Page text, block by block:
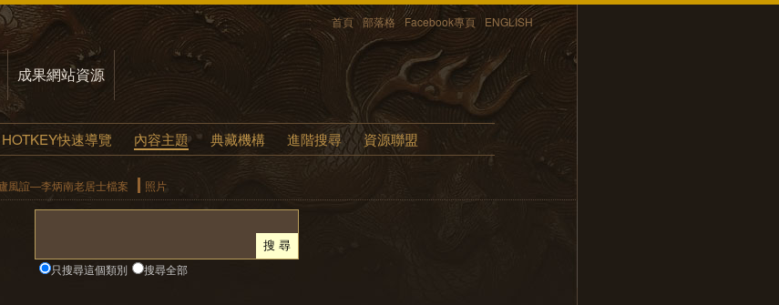
首頁 部落格 Facebook專頁 ENGLISH
成果網站資源
HOTKEY快速導覽 內容主題 典藏機構 進階搜尋 資源聯盟
風誼—李炳南老居士檔案 照片
只搜尋這個類別 搜尋全部